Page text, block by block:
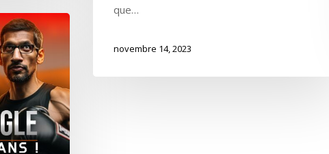
que…
novembre 14, 2023